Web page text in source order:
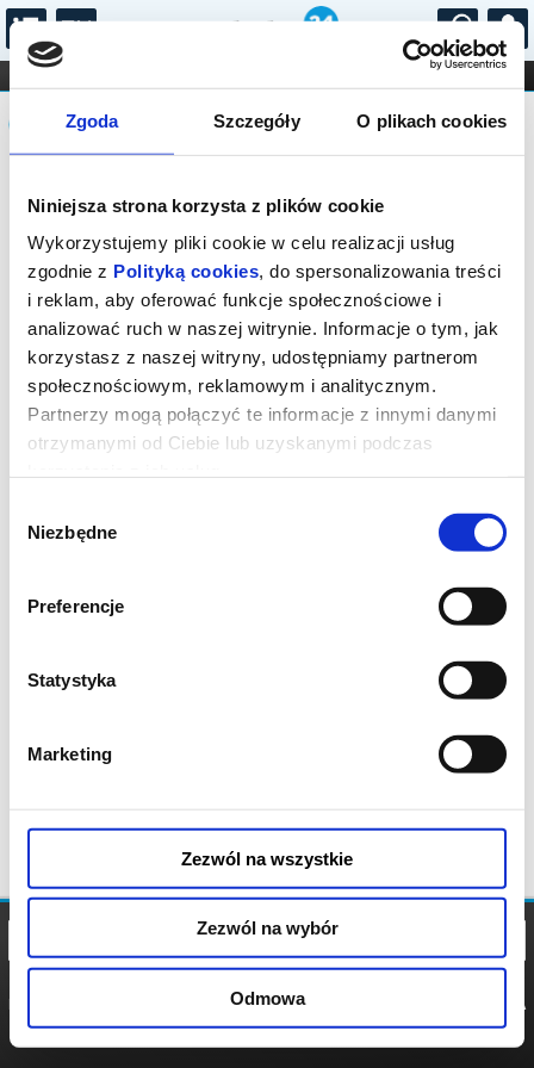
Zgoda Szczegóły O plikach cookies
Niniejsza strona korzysta z plików cookie
Wykorzystujemy pliki cookie w celu realizacji usług
zgodnie z Polityką cookies, do spersonalizowania treści
i reklam, aby oferować funkcje społecznościowe i
analizować ruch w naszej witrynie. Informacje o tym, jak
korzystasz z naszej witryny, udostępniamy partnerom
społecznościowym, reklamowym i analitycznym.
Partnerzy mogą połączyć te informacje z innymi danymi
otrzymanymi od Ciebie lub uzyskanymi podczas
zgody
Niezbędne
Preferencje
Statystyka
Marketing
Zezwól na wszystkie
Zezwól na wybór
Odmowa
...
FILHARMONIA OPERA I BALET
STAND-UP
DLA DZIECI
Komunikat
Sprzedaż biletów on-line na wydarzenie
została zakończona.
POLITYKA
POLITYKA